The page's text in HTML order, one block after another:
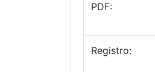
PDF:
Registro: